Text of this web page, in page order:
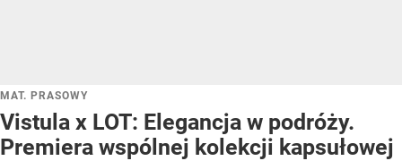
MAT. PRASOWY
Vistula x LOT: Elegancja w podróży.
Premiera wspólnej kolekcji kapsułowej